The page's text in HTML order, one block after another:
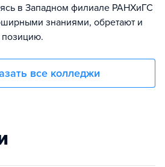
в Западном филиале РАНХиГС
знаниями, обретают и
все колледжи